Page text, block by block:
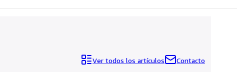
Ver todos los artículos Contacto